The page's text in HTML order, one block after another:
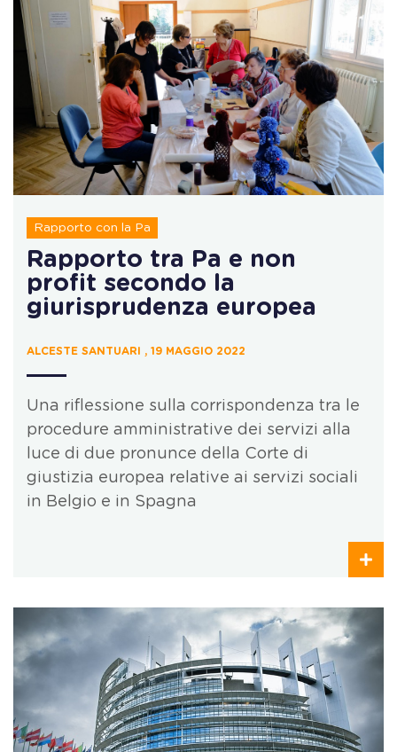
Rapporto con la Pa
Rapporto tra Pa e non
profit secondo la
giurisprudenza europea
ALCESTE SANTUARI , 19 MAGGIO 2022
Una riflessione sulla corrispondenza tra le
procedure amministrative dei servizi alla
luce di due pronunce della Corte di
giustizia europea relative ai servizi sociali
in Belgio e in Spagna